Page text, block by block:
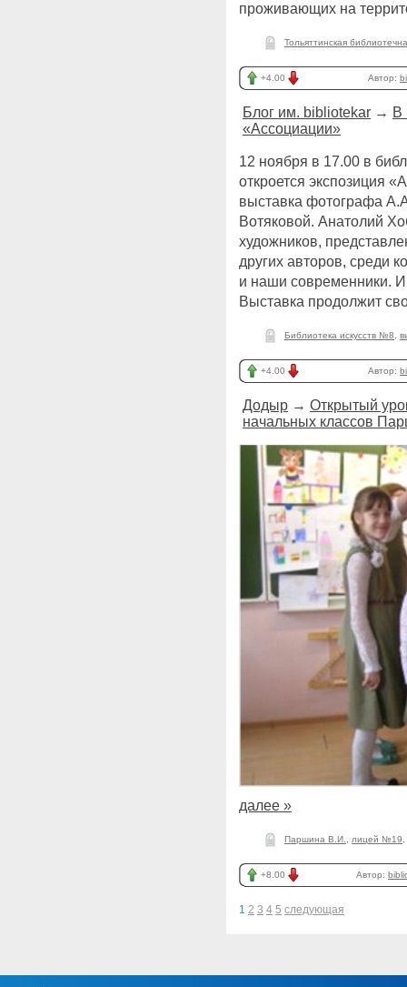
проживающих на
Тольяттинская
+4.00 Автор:
Блог им. bibliotekar → В
«Ассоциации»
12 ноября в 17.00 в
откроется экспозиция
выставка фотографа
Вотяковой. Анатолий
художников,
других авторов, среди
и наши современники.
Выставка продолжит
Библиотека искусств №8
+4.00 Автор:
Додыр → Открытый
начальных классов
далее »
Паршина В.И. лицей №19
+8.00 Автор:
1 2 3 4 5 следующая